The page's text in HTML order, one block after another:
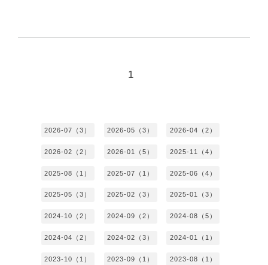
1
2026-07（3） 2026-05（3） 2026-04（2）
2026-02（2） 2026-01（5） 2025-11（4）
2025-08（1） 2025-07（1） 2025-06（4）
2025-05（3） 2025-02（3） 2025-01（3）
2024-10（2） 2024-09（2） 2024-08（5）
2024-04（2） 2024-02（3） 2024-01（1）
2023-10（1） 2023-09（1） 2023-08（1）